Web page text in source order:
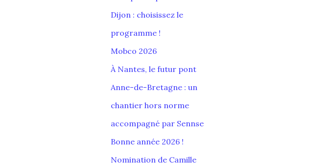
Dijon : choisissez le
programme !
Mobco 2026
À Nantes, le futur pont
Anne-de-Bretagne : un
chantier hors norme
accompagné par Sennse
Bonne année 2026 !
Nomination de Camille